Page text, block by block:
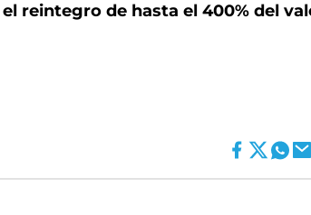
reintegro de hasta el 400% del